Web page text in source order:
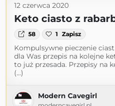
12 czerwca 2020
Keto ciasto z
58 1 Zapisz
Kompulsywne pieczenie
dla Was przepis na kolejne
to już przesada. Przepisy na
(...)
Modern Cavegirl